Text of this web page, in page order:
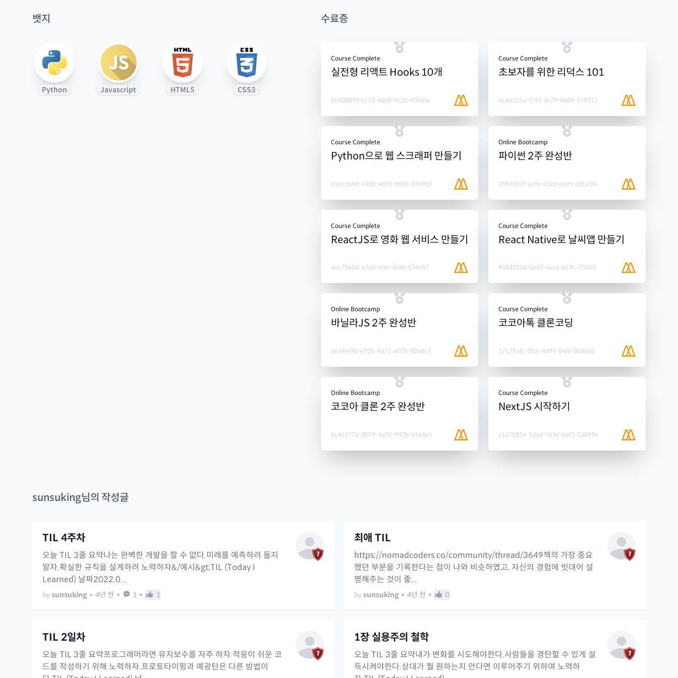
뱃지
Python Javascript HTML5 CSS3
수료증
Course Complete
실전형 리액트 Hooks 10개
b0428893-cc15-4dd8-9c5b-45fd0a
Course Complete
초보자를 위한 리덕스 101
eca6101a-f742-4c79-8684-659311
Course Complete
Python으로 웹 스크래퍼 만들기
e2ac5b4d-438b-4893-b926-d749b7
Online Bootcamp
파이썬 2주 완성반
3097367f-6cfb-452d-a695-0dbd34
Course Complete
ReactJS로 영화 웹 서비스 만들기
6ec7b65d-a7ab-4fac-8fdb-374eb7
Course Complete
React Native로 날씨앱 만들기
96335226-0e42-4aca-b19c-7f34f0
Online Bootcamp
바닐라JS 2주 완성반
aea9e0fb-e95b-4d71-a076-02e8c7
Course Complete
코코아톡 클론코딩
17179afc-2fce-4d94-84f6-8b8ad5
Online Bootcamp
코코아 클론 2주 완성반
bc46177d-3079-4a92-940b-b164e1
Course Complete
NextJS 시작하기
c1d7085a-2d6d-4636-bef5-2d899e
sunsuking님의 작성글
TIL 4주차
오늘 TIL 3줄 요약나는 완벽한 개발을 할 수 없다.미래를 예측하려 들지
말자.확실한 규칙을 설계하려 노력하자&/예시&gt;TIL (Today I
Learned) 날짜2022.0...
by sunsuking • 4년 전 • 1 • 1
최애 TIL
https://nomadcoders.co/community/thread/3649책의 가장 중요
했던 부분을 기록한다는 점이 나와 비슷하였고, 자신의 경험에 빗대어 설
명해주는 것이 좋...
by sunsuking • 4년 전 • 0
TIL 2일차
오늘 TIL 3줄 요약프로그래머라면 유지보수를 자주 하자.적응이 쉬운 코
드를 작성하기 위해 노력하자.프로토타이핑과 예광탄은 다른 방법이
1장 실용주의 철학
오늘 TIL 3줄 요약내가 변화를 시도해야한다.사람들을 경탄할 수 있게 설
득시켜야한다.상대가 뭘 원하는지 안다면 이루어주기 위하여 노력하